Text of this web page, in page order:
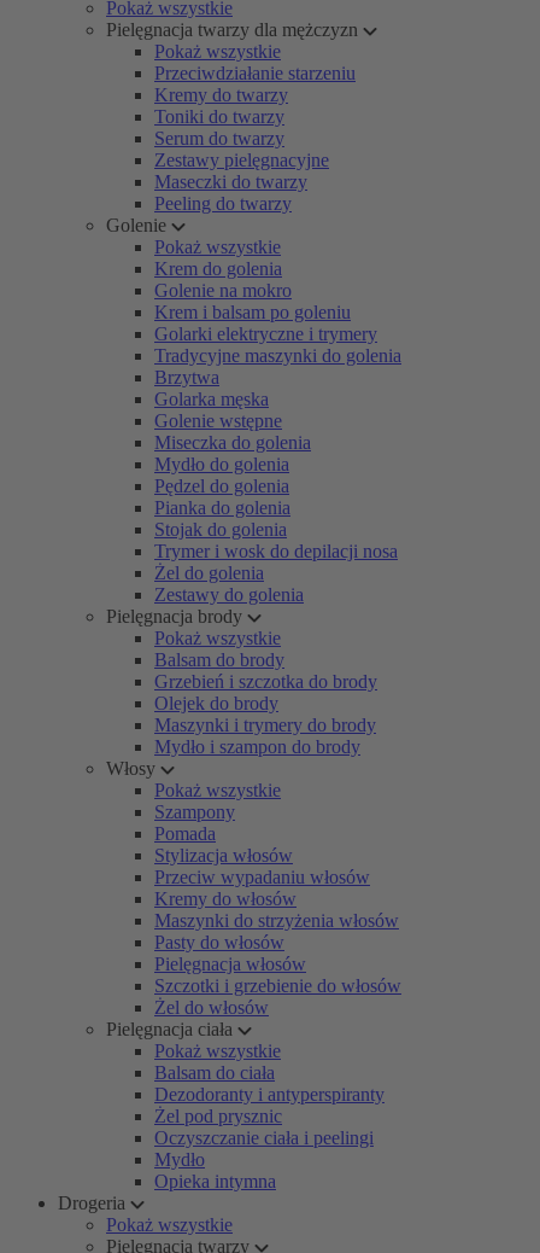
Pokaż wszystkie
Pielęgnacja twarzy dla mężczyzn
Pokaż wszystkie
Przeciwdziałanie starzeniu
Kremy do twarzy
Toniki do twarzy
Serum do twarzy
Zestawy pielęgnacyjne
Maseczki do twarzy
Peeling do twarzy
Golenie
Pokaż wszystkie
Krem do golenia
Golenie na mokro
Krem i balsam po goleniu
Golarki elektryczne i trymery
Tradycyjne maszynki do golenia
Brzytwa
Golarka męska
Golenie wstępne
Miseczka do golenia
Mydło do golenia
Pędzel do golenia
Pianka do golenia
Stojak do golenia
Trymer i wosk do depilacji nosa
Żel do golenia
Zestawy do golenia
Pielęgnacja brody
Pokaż wszystkie
Balsam do brody
Grzebień i szczotka do brody
Olejek do brody
Maszynki i trymery do brody
Mydło i szampon do brody
Włosy
Pokaż wszystkie
Szampony
Pomada
Stylizacja włosów
Przeciw wypadaniu włosów
Kremy do włosów
Maszynki do strzyżenia włosów
Pasty do włosów
Pielęgnacja włosów
Szczotki i grzebienie do włosów
Żel do włosów
Pielęgnacja ciała
Pokaż wszystkie
Balsam do ciała
Dezodoranty i antyperspiranty
Żel pod prysznic
Oczyszczanie ciała i peelingi
Mydło
Opieka intymna
Drogeria
Pokaż wszystkie
Pielęgnacja twarzy